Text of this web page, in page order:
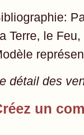
Terre, le
détail des
un